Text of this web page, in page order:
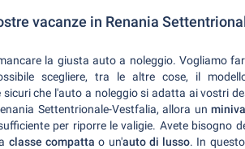
vacanze in Renania
la giusta auto a noleggio. Vogliamo
scegliere, tra le altre cose, il
che l'auto a noleggio si adatta ai vostri
Settentrionale-Vestfalia, allora un
per riporre le valigie. Avete bisogno
classe compatta o un'auto di lusso. In